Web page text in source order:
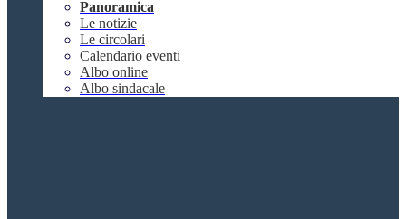
Panoramica
Le notizie
Le circolari
Calendario eventi
Albo online
Albo sindacale